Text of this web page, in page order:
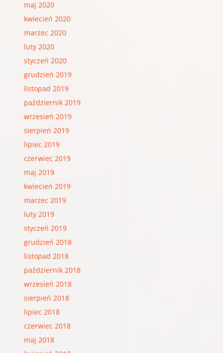
maj 2020
kwiecień 2020
marzec 2020
luty 2020
styczeń 2020
grudzień 2019
listopad 2019
październik 2019
wrzesień 2019
sierpień 2019
lipiec 2019
czerwiec 2019
maj 2019
kwiecień 2019
marzec 2019
luty 2019
styczeń 2019
grudzień 2018
listopad 2018
październik 2018
wrzesień 2018
sierpień 2018
lipiec 2018
czerwiec 2018
maj 2018